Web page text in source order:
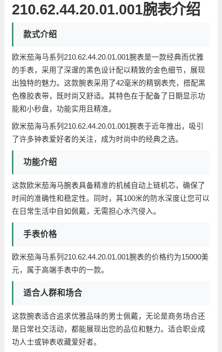
210.62.44.20.01.001腕表介绍
款式介绍
欧米茄海马系列210.62.44.20.01.001腕表是一款经典而优雅
的手表，采用了深邃的黑色设计配以精致的金色细节，展现
出独特的魅力。这款腕表采用了42毫米的精钢表壳，搭配黑
色橡胶表带，既时尚又舒适。其特色在于配备了日期显示功
能和小秒盘，功能实用且精准。
欧米茄海马系列210.62.44.20.01.001腕表于近年推出，吸引
了许多钟表爱好者的关注，成为时尚中的经典之选。
功能介绍
这款欧米茄海马腕表具备精准的机械自动上链机芯，确保了
时间的准确性和稳定性。同时，其100米的防水深度让您可以
在日常生活中自如佩戴，无需担心水汽侵入。
手表价格
欧米茄海马系列210.62.44.20.01.001腕表的价格约为15000美
元，属于高端手表中的一款。
适合人群和场合
这款腕表适合追求优雅品味的男士佩戴，无论是商务场合还
是日常社交活动，都能展现出您的品位和魅力。适合职业成
功人士或钟表收藏爱好者。